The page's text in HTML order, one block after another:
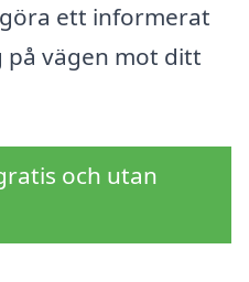
ett informerat
på vägen mot ditt
och utan